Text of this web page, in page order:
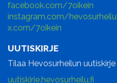
facebook.com/7oikein
instagram.com/hevosurheilu
x.com/7oikein
UUTISKIRJE
Tilaa Hevosurheilun uutiskirje
uutiskirje.hevosurheilu.fi